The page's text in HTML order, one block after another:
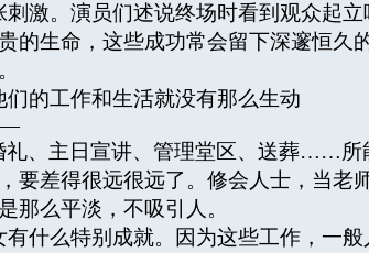
激。演员们述说终场时看到观众起立
的生命，这些成功常会留下深邃恒久
的工作和生活就没有那么生动
、主日宣讲、管理堂区、送葬……所
要差得很远很远了。修会人士，当老
那么平淡，不吸引人。
什么特别成就。因为这些工作，一般